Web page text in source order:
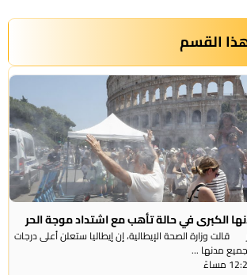
القسم
الكبرى في حالة تأهب مع اشتداد موجة الحر
وزارة الصحة الإيطالية، إن إيطاليا ستعلن أعلى درجات
مدنها ...